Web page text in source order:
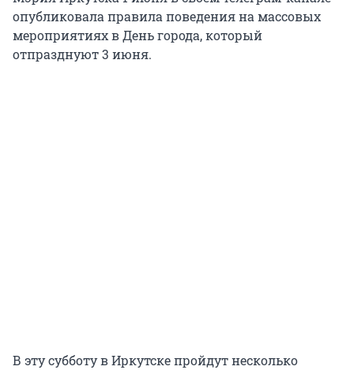
опубликовала правила поведения на массовых
мероприятиях в День города, который
отпразднуют 3 июня.
В эту субботу в Иркутске пройдут несколько